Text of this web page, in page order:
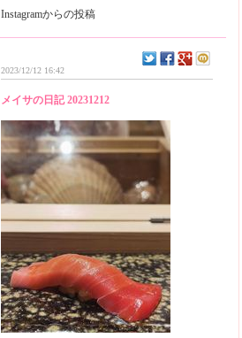
Instagramからの投稿
2023/12/12 16:42
メイサの日記 20231212